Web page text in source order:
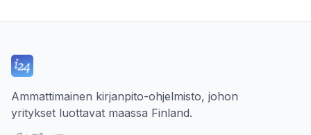
Ammattimainen kirjanpito-ohjelmisto, johon
yritykset luottavat maassa Finland.